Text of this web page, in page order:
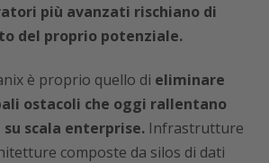
più avanzati rischiano di
del proprio potenziale.
è proprio quello di eliminare
ostacoli che oggi rallentano
su scala enterprise. Infrastrutture
composte da silos di dati